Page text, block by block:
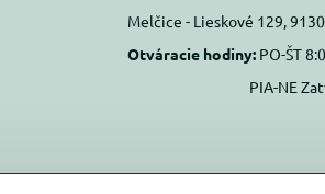
Melčice - Lieskové 129,
Otváracie hodiny: PO-ŠT
PIA-NE